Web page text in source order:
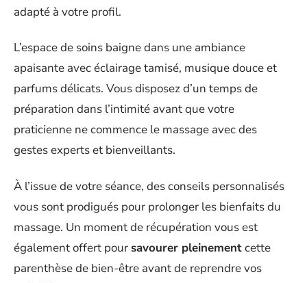
adapté à votre profil.
L’espace de soins baigne dans une ambiance
apaisante avec éclairage tamisé, musique douce et
parfums délicats. Vous disposez d’un temps de
préparation dans l’intimité avant que votre
praticienne ne commence le massage avec des
gestes experts et bienveillants.
À l’issue de votre séance, des conseils personnalisés
vous sont prodigués pour prolonger les bienfaits du
massage. Un moment de récupération vous est
également offert pour savourer pleinementcette
parenthèse de bien-être avant de reprendre vos